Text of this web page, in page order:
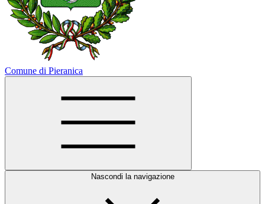
Comune di Pieranica
Nascondi la navigazione